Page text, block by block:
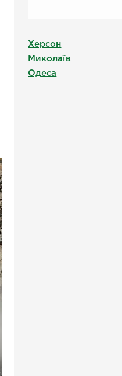
Херсон
Миколаїв
Одеса